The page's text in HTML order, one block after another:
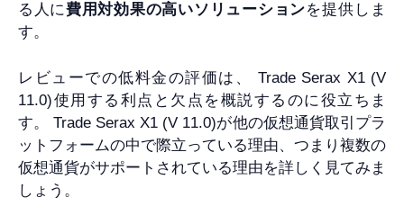
る人に費用対効果の高いソリューションを提供しま
す。
レビューでの低料金の評価は、 Trade Serax X1 (V
11.0)使用する利点と欠点を概説するのに役立ちま
す。 Trade Serax X1 (V 11.0)が他の仮想通貨取引プラ
ットフォームの中で際立っている理由、つまり複数の
仮想通貨がサポートされている理由を詳しく見てみま
しょう。